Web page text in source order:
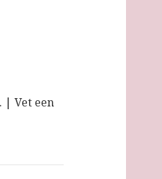
| Vet een